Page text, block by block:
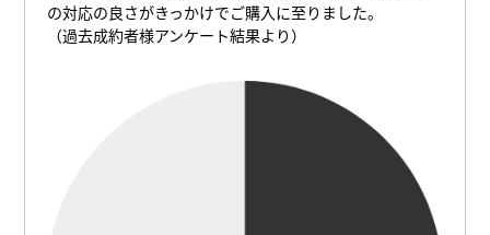
の対応の良さがきっかけでご購入に至りました。
（過去成約者様アンケート結果より）